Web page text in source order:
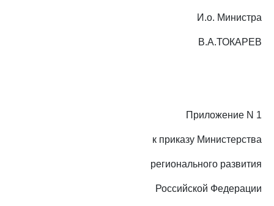
И.о. Министра
В.А.ТОКАРЕВ
Приложение N 1
к приказу Министерства
регионального развития
Российской Федерации